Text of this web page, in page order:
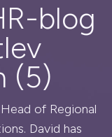
blog
(5)
of Regional
David has